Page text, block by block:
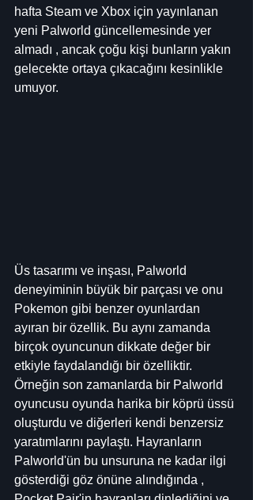
hafta Steam ve Xbox için yayınlanan
yeni Palworld güncellemesinde yer
almadı , ancak çoğu kişi bunların yakın
gelecekte ortaya çıkacağını kesinlikle
umuyor.
Üs tasarımı ve inşası, Palworld
deneyiminin büyük bir parçası ve onu
Pokemon gibi benzer oyunlardan
ayıran bir özellik. Bu aynı zamanda
birçok oyuncunun dikkate değer bir
etkiyle faydalandığı bir özelliktir.
Örneğin son zamanlarda bir Palworld
oyuncusu oyunda harika bir köprü üssü
oluşturdu ve diğerleri kendi benzersiz
yaratımlarını paylaştı. Hayranların
Palworld'ün bu unsuruna ne kadar ilgi
gösterdiği göz önüne alındığında ,